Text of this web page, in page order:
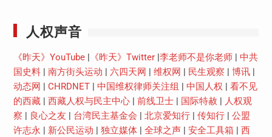
人权声音
《昨天》YouTube| 《昨天》Twitter| 李老师不是你老师| 中共
国史料| 南方街头运动 六四天网 维权网 民生观察 博讯|
动态网
CHRDNET| 中国维权律师关注组 中国人权
看不见
的西藏| 西藏人权与民主中心| 前线卫士| 国际特赦
人权观
察
良心之友 台湾民主基金会 北京爱知行| 传知行| 公盟
许志永
新公民运动 独立媒体| 全球之声| 安全工具箱
西